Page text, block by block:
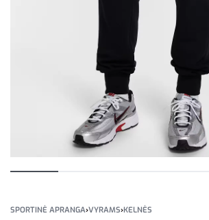
SPORTINĖ APRANGA›VYRAMS›KELNĖS